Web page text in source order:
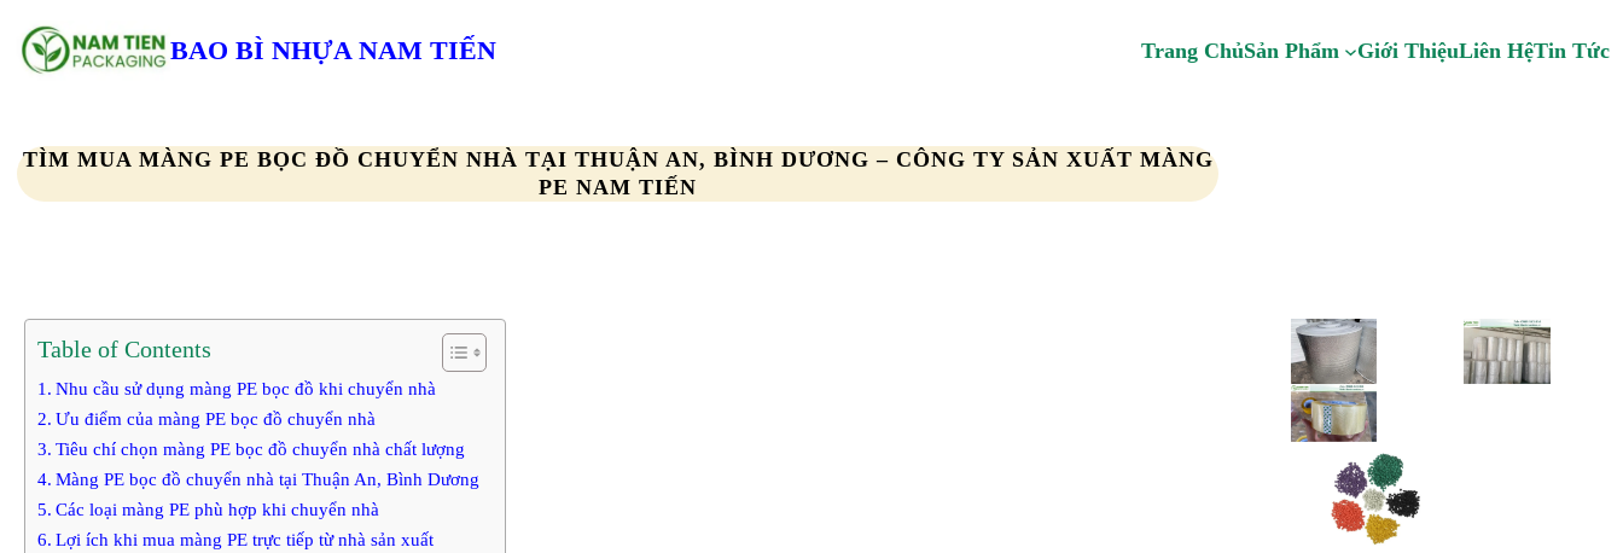
đến
phần
BAO BÌ NHỰA NAM TIẾN Trang ChủSản Phẩm Giới ThiệuLiên HệTin Tức
TÌM MUA MÀNG PE BỌC ĐỒ CHUYỂN NHÀ TẠI THUẬN AN, BÌNH DƯƠNG – CÔNG TY SẢN XUẤT MÀNG
PE NAM TIẾN
Table of Contents
Nhu cầu sử dụng màng PE bọc đồ khi chuyển nhà
Ưu điểm của màng PE bọc đồ chuyển nhà
Tiêu chí chọn màng PE bọc đồ chuyển nhà chất lượng
Màng PE bọc đồ chuyển nhà tại Thuận An, Bình Dương
Các loại màng PE phù hợp khi chuyển nhà
Lợi ích khi mua màng PE trực tiếp từ nhà sản xuất